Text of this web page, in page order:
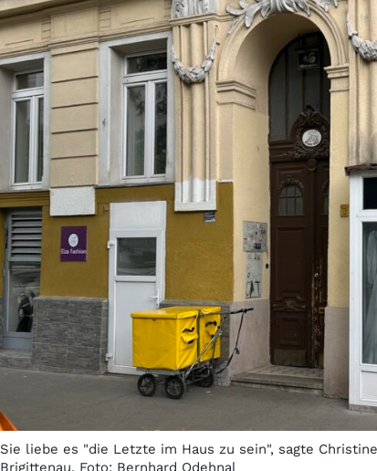
Sie liebe es "die Letzte im Haus zu sein", sagte
Brigittenau. Foto: Bernhard Odehnal